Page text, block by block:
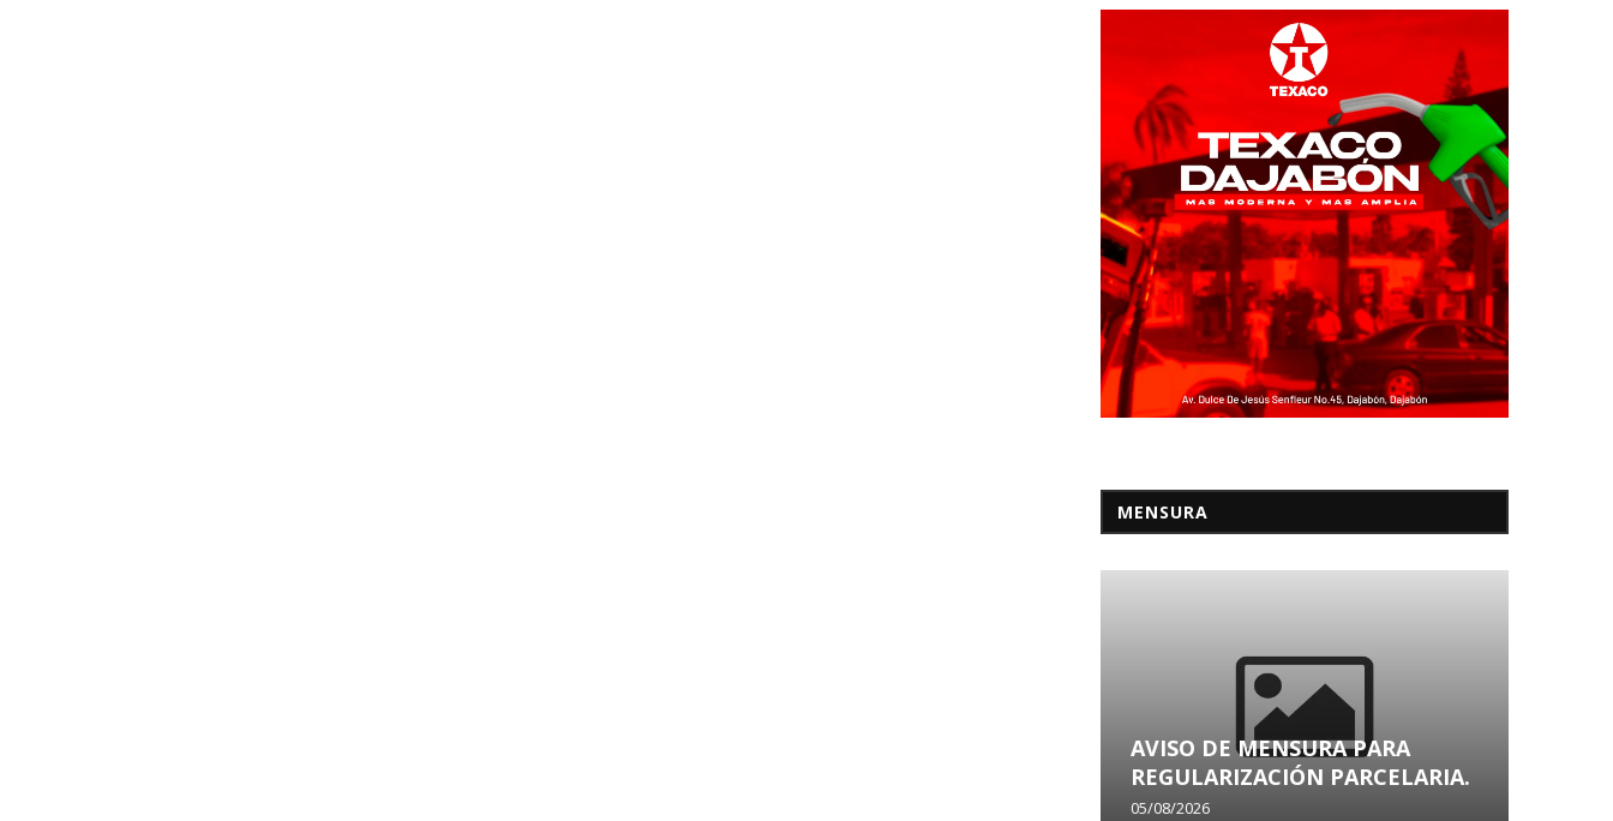
MENSURA
AVISO DE MENSURA PARA
REGULARIZACIÓN PARCELARIA.
05/08/2026